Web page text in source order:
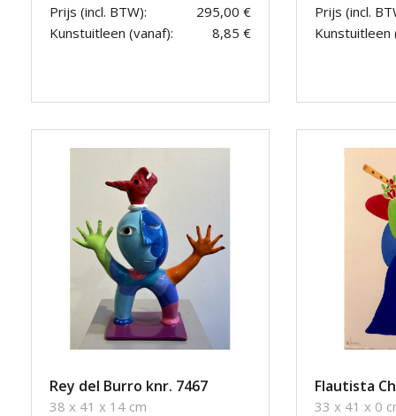
Prijs (incl. BTW):
295,00 €
Kunstuitleen (vanaf):
8,85 €
Prijs (incl.
Kunstuitleen
Rey del Burro knr. 7467
38 x 41 x 14 cm
Flautista
33 x 41 x 0